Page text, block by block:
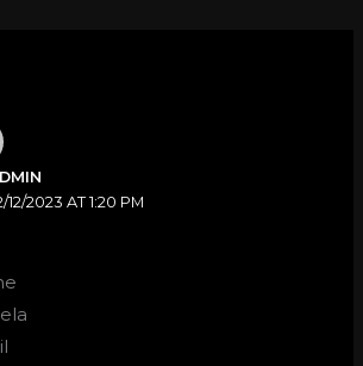
12/2023 AT 1:20 PM